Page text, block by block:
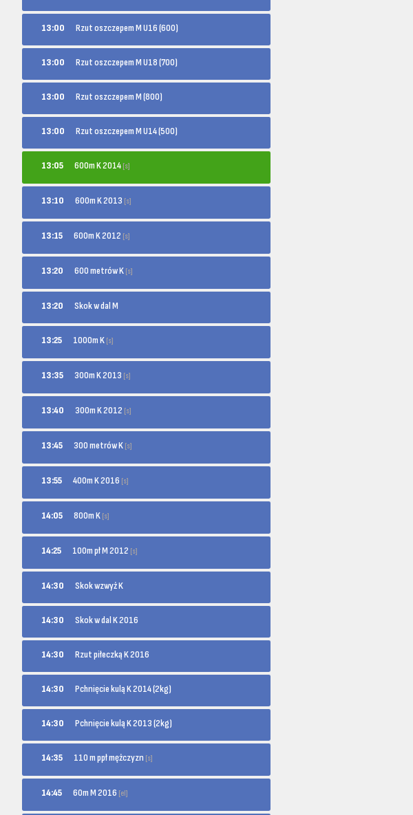
13:00 Rzut oszczepem M U16 (600)
13:00 Rzut oszczepem M U18 (700)
13:00 Rzut oszczepem M (800)
13:00 Rzut oszczepem M U14 (500)
13:05 600m K 2014 [s]
13:10 600m K 2013 [s]
13:15 600m K 2012 [s]
13:20 600 metrów K [s]
13:20 Skok w dal M
13:25 1000m K [s]
13:35 300m K 2013 [s]
13:40 300m K 2012 [s]
13:45 300 metrów K [s]
13:55 400m K 2016 [s]
14:05 800m K [s]
14:25 100m pł M 2012 [s]
14:30 Skok wzwyż K
14:30 Skok w dal K 2016
14:30 Rzut piłeczką K 2016
14:30 Pchnięcie kulą K 2014 (2kg)
14:30 Pchnięcie kulą K 2013 (2kg)
14:35 110 m ppł mężczyzn [s]
14:45 60m M 2016 [el]